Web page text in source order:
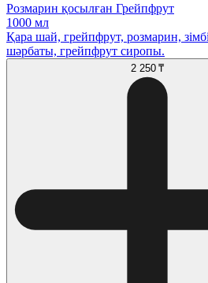
Розмарин қосылған Грейпфрут
1000 мл
Қара шай, грейпфрут, розмарин,
шәрбаты, грейпфрут сиропы.
2 250 ₸